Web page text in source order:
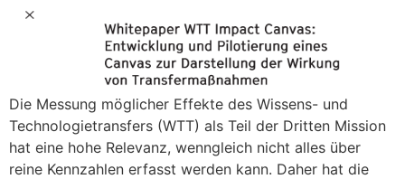
Die Messung möglicher Effekte des Wissens- und
Technologietransfers (WTT) als Teil der Dritten Mission
hat eine hohe Relevanz, wenngleich nicht alles über
reine Kennzahlen erfasst werden kann. Daher hat die